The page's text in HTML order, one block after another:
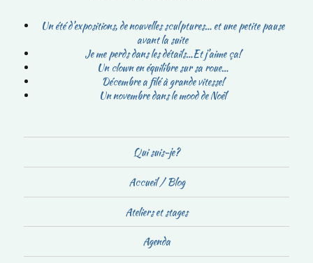
Un été d’expositions, de nouvelles sculptures… et une petite pause
avant la suite
Je me perds dans les détails…Et j’aime ça!
Un clown en équilibre sur sa roue…
Décembre a filé à grande vitesse!
Un novembre dans le mood de Noël
Qui suis-je?
Accueil / Blog
Ateliers et stages
Agenda